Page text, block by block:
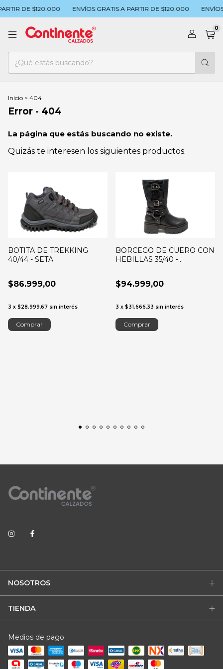
DE $120.000 ENVÍOS GRATIS A PARTIR DE $120.000
0
Inicio > 404
Error - 404
La página que estás buscando no existe.
Quizás te interesen los siguientes productos.
BOTITA DE TREKKING
40/44 - SETA
$86.999,00
3 x $28.999,67 sin interés
Comprar
BORCEGO DE CUERO CON
HEBILLAS 35/40 -
$94.999,00
3 x $31.666,33 sin interés
Comprar
NOSOTROS
TIENDA
Medios de pago